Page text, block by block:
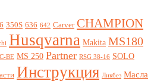
350S 636 642 Carver CHAMPION
Husqvarna Makita MS180
BE MS 250 Partner RSG 38-16 SOLO
Инструкция Ликбез Масла